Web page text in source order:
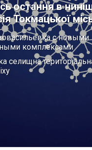
остання в
Токмацької
с новыми
комплексами
селищна